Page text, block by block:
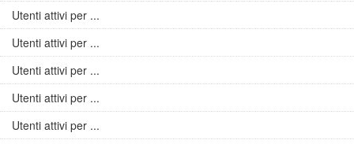
Utenti attivi per ...
Utenti attivi per ...
Utenti attivi per ...
Utenti attivi per ...
Utenti attivi per ...